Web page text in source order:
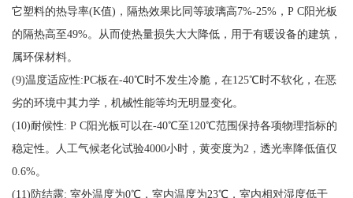
它塑料的热导率(K值)，隔热效果比同等玻璃高7%-25%，P C阳光板
的隔热高至49%。从而使热量损失大大降低，用于有暖设备的建筑，
属环保材料。
(9)温度适应性:PC板在-40℃时不发生冷脆，在125℃时不软化，在恶
劣的环境中其力学，机械性能等均无明显变化。
(10)耐候性: P C阳光板可以在-40℃至120℃范围保持各项物理指标的
稳定性。人工气候老化试验4000小时，黄变度为2，透光率降低值仅
0.6%。
(11)防结露: 室外温度为0℃，室内温度为23℃，室内相对湿度低于